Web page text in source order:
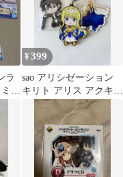
ラ
ニ
¥399
sao アリシゼーション
キリト アリス アクキー
ラバスト